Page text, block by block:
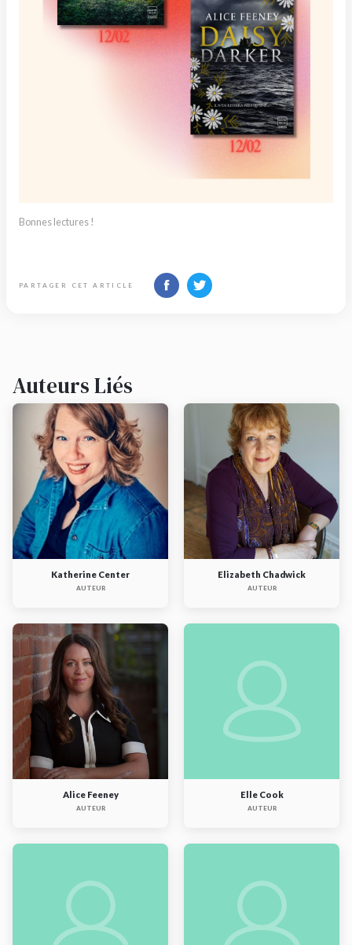
Bonnes lectures !
PARTAGER CET ARTICLE
Auteurs Liés
Katherine Center
AUTEUR
Elizabeth Chadwick
AUTEUR
Alice Feeney
AUTEUR
Elle Cook
AUTEUR